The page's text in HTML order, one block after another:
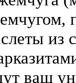
из
ваш